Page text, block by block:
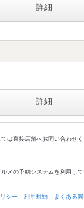
詳細
詳細
は直接店舗へお問い合わせく
メの予約システムを利用して
シー 利用規約 よくある